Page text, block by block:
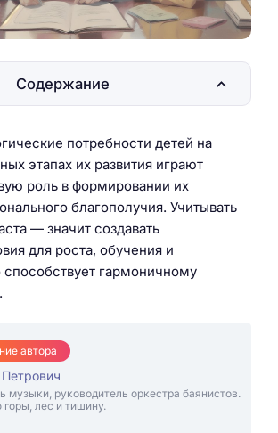
потребности детей на
этапах их развития играют
роль в формировании их
благополучия. Учитывать
— значит создавать
для роста, обучения и
способствует гармоничному
автора
музыки, руководитель оркестра баянистов.
лес и тишину.
Содержание